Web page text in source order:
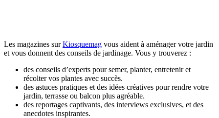
Les magazines surKiosquemag vous aident à aménager votre jardin
et vous donnent des conseils de jardinage. Vous y trouverez :
des conseils d’experts pour semer, planter, entretenir et
récolter vos plantes avec succès.
des astuces pratiques et des idées créatives pour rendre votre
jardin, terrasse ou balcon plus agréable.
des reportages captivants, des interviews exclusives, et des
anecdotes inspirantes.